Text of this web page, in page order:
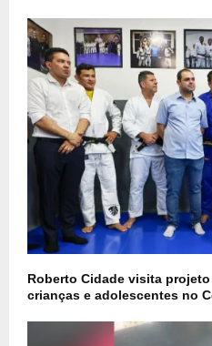
Roberto Cidade visita
crianças e adolescentes no